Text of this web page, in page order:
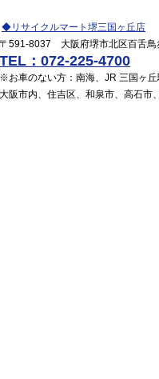
◆リサイクルマート堺三国ヶ丘店
〒591-8037 大阪府堺市北区百舌鳥
TEL：072-225-4700
※お車のない方：南海、JR 三国ヶ
大阪市内、住吉区、和泉市、高石市